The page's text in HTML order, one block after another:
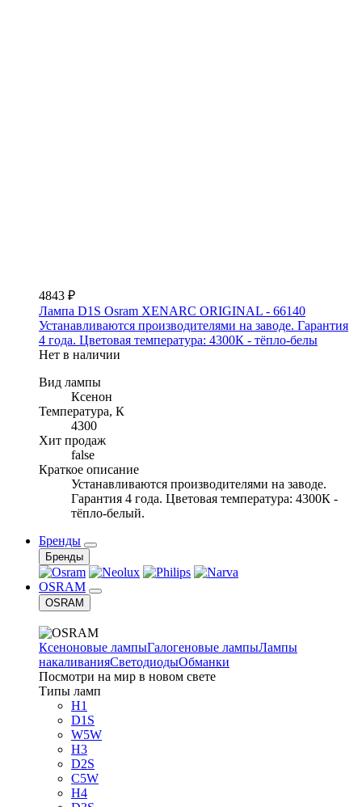
4843 ₽
Лампа D1S Osram XENARC ORIGINAL - 66140
Устанавливаются производителями на заводе. Гарантия
4 года. Цветовая температура: 4300К - тёпло-белы
Нет в наличии
Вид лампы
Ксенон
Температура, К
4300
Хит продаж
false
Краткое описание
Устанавливаются производителями на заводе.
Гарантия 4 года. Цветовая температура: 4300К -
тёпло-белый.
Бренды
Бренды
OSRAM
OSRAM
Ксеноновые лампыГалогеновые лампыЛампы
накаливанияСветодиодыОбманки
Посмотри на мир в новом свете
Типы ламп
H1
D1S
W5W
H3
D2S
C5W
H4